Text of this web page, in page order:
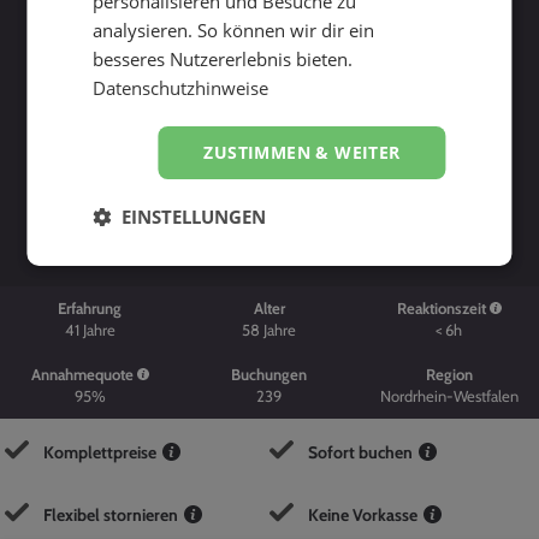
Suche starten
Erfahrung
41 Jahre
Alter
58 Jahre
Reaktionszeit
< 6h
Annahmequote
95%
Buchungen
239
Region
Nordrhein-Westfalen
Komplettpreise Sofort buchen
Flexibel stornieren Keine Vorkasse
analysieren. So können wir dir ein
besseres Nutzererlebnis bieten.
Datenschutzhinweise
ZUSTIMMEN & WEITER
EINSTELLUNGEN